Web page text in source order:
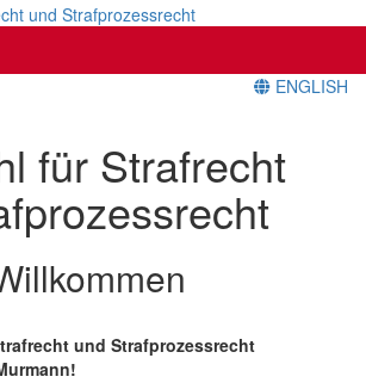
und Strafprozessrecht
ENGLISH
für Strafrecht
und Strafprozessrecht